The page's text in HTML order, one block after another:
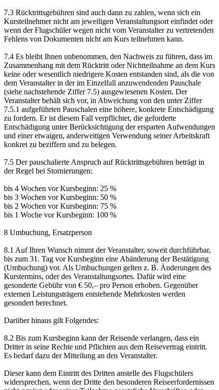
7.3 Rücktrittsgebühren sind auch dann zu zahlen, wenn sich ein
Kursteilnehmer nicht am jeweiligen Veranstaltungsort einfindet oder
wenn der Flugschüler wegen nicht vom Veranstalter zu vertretenden
Fehlens von Dokumenten nicht am Kurs teilnehmen kann.
7.4 Es bleibt Ihnen unbenommen, den Nachweis zu führen, dass im
Zusammenhang mit dem Rücktritt oder Nichtteilnahme an dem Kurs
keine oder wesentlich niedrigere Kosten entstanden sind, als die von
dem Veranstalter in der im Einzelfall anzuwendenden Pauschale
(siehe nachstehende Ziffer 7.5) ausgewiesenen Kosten. Der
Veranstalter behält sich vor, in Abweichung von den unter Ziffer
7.5.1 aufgeführten Pauschalen eine höhere, konkrete Entschädigung
zu fordern. Er ist diesem Fall verpflichtet, die geforderte
Entschädigung unter Berücksichtigung der ersparten Aufwendungen
und einer etwaigen, anderweitigen Verwendung seiner Arbeitskraft
konkret zu beziffern und zu belegen.
7.5 Der pauschalierte Anspruch auf Rücktrittsgebühren beträgt in
der Regel bei Stornierungen:
bis 4 Wochen vor Kursbeginn: 25 %
bis 3 Wochen vor Kursbeginn: 50 %
bis 2 Wochen vor Kursbeginn: 75 %
bis 1 Woche vor Kursbeginn: 100 %
8 Umbuchung, Ersatzperson
8.1 Auf Ihren Wunsch nimmt der Veranstalter, soweit durchführbar,
bis zum 31. Tag vor Kursbeginn eine Abänderung der Bestätigung
(Umbuchung) vor. Als Umbuchungen gelten z. B. Änderungen des
Kurstermins, oder des Veranstaltungsortes. Dafür wird eine
gesonderte Gebühr von € 50,– pro Person erhoben. Gegenüber
externen Leistungsträgern entstehende Mehrkosten werden
gesondert berechnet.
Darüber hinaus gilt Folgendes:
8.2 Bis zum Kursbeginn kann der Reisende verlangen, dass ein
Dritter in seine Rechte und Pflichten aus dem Reisevertrag eintritt.
Es bedarf dazu der Mitteilung an den Veranstalter.
Dieser kann dem Eintritt des Dritten anstelle des Flugschülers
widersprechen, wenn der Dritte den besonderen Reiseerfordernissen